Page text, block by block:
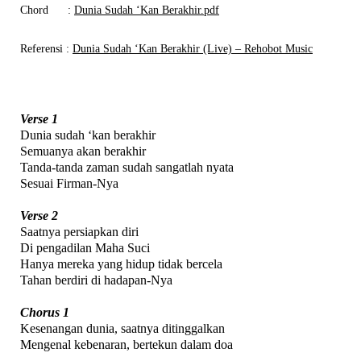
Chord : Dunia Sudah ‘Kan Berakhir.pdf
Referensi : Dunia Sudah ‘Kan Berakhir (Live) – Rehobot Music
Verse 1
Dunia sudah ‘kan berakhir
Semuanya akan berakhir
Tanda-tanda zaman sudah sangatlah nyata
Sesuai Firman-Nya
Verse 2
Saatnya persiapkan diri
Di pengadilan Maha Suci
Hanya mereka yang hidup tidak bercela
Tahan berdiri di hadapan-Nya
Chorus 1
Kesenangan dunia, saatnya ditinggalkan
Mengenal kebenaran, bertekun dalam doa